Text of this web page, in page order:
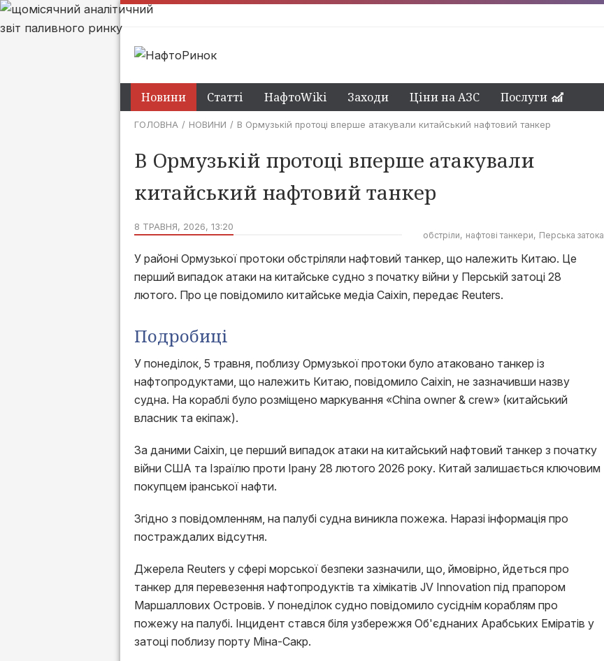
Новини Статті НафтоWiki Заходи Ціни на АЗС Послуги
ГОЛОВНА НОВИНИ В Ормузькій протоці вперше атакували китайський нафтовий танкер
В Ормузькій протоці вперше атакували
китайський нафтовий танкер
8 ТРАВНЯ, 2026, 13:20
обстріли нафтові танкери Перська затока
У районі Ормузької протоки обстріляли нафтовий танкер, що належить Китаю. Це
перший випадок атаки на китайське судно з початку війни у Перській затоці 28
лютого. Про це повідомило китайське медіа Caixin, передає Reuters.
Подробиці
У понеділок, 5 травня, поблизу Ормузької протоки було атаковано танкер із
нафтопродуктами, що належить Китаю, повідомило Caixin, не зазначивши назву
судна. На кораблі було розміщено маркування «China owner & crew» (китайський
власник та екіпаж).
За даними Caixin, це перший випадок атаки на китайський нафтовий танкер з початку
війни США та Ізраїлю проти Ірану 28 лютого 2026 року. Китай залишається ключовим
покупцем іранської нафти.
Згідно з повідомленням, на палубі судна виникла пожежа. Наразі інформація про
постраждалих відсутня.
Джерела Reuters у сфері морської безпеки зазначили, що, ймовірно, йдеться про
танкер для перевезення нафтопродуктів та хімікатів JV Innovation під прапором
Маршаллових Островів. У понеділок судно повідомило сусіднім кораблям про
пожежу на палубі. Інцидент стався біля узбережжя Об'єднаних Арабських Еміратів у
затоці поблизу порту Міна-Сакр.